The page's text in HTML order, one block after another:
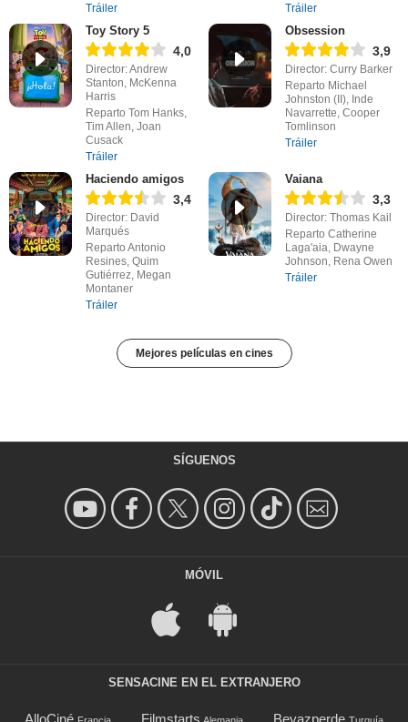
Tráiler
Tráiler
Toy Story 5
4,0
Director: Andrew
Stanton, McKenna
Harris
Reparto Tom Hanks,
Tim Allen, Joan
Cusack
Tráiler
Obsession
3,9
Director: Curry Barker
Reparto Michael
Johnston (II), Inde
Navarrette, Cooper
Tomlinson
Tráiler
Haciendo amigos
3,4
Director: David
Marqués
Reparto Antonio
Resines, Quim
Gutiérrez, Megan
Montaner
Tráiler
Vaiana
3,3
Director: Thomas Kail
Reparto Catherine
Laga'aia, Dwayne
Johnson, Rena Owen
Tráiler
Mejores películas en cines
SÍGUENOS
MÓVIL
SENSACINE EN EL EXTRANJERO
AlloCiné Filmstarts Beyazperde